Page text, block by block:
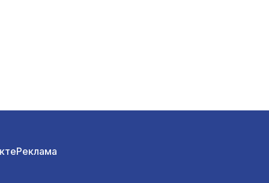
Реклама